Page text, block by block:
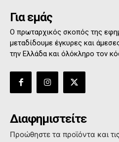
Για εμάς
Ο πρωταρχικός σκοπός της
μεταδίδουμε έγκυρες και
την Ελλάδα και όλόκληρο τον
Διαφημιστείτε
Προώθηστε τα προϊόντα και